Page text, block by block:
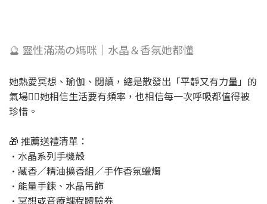
🔮 靈性滿滿の媽咪｜水晶＆香氛她都懂
她熱愛冥想、瑜伽、閱讀，總是散發出「平靜又有力量」的
氣場🧘‍♀️她相信生活要有頻率，也相信每一次呼吸都值得被
珍惜。
🎁 推薦送禮清單：
•水晶系列手機殼
•藏香／精油擴香組／手作香氛蠟燭
•能量手鍊、水晶吊飾
•冥想或音療課程體驗券